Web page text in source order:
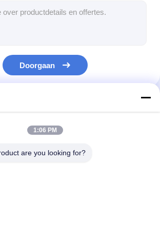
bewegwijzering
Doorgaan
1:06 PM
are you looking for?